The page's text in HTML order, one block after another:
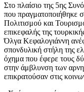
Στο πλαίσιο της 5ης
που πραγματοποιήθηκε
Πολιτισμού και
επικεφαλής της
Όλγα Κεφαλογιάννη
σπονδυλική στήλη της
όχημα που έφερε τους
στην άμβλυνση των
επικρατούσαν στις